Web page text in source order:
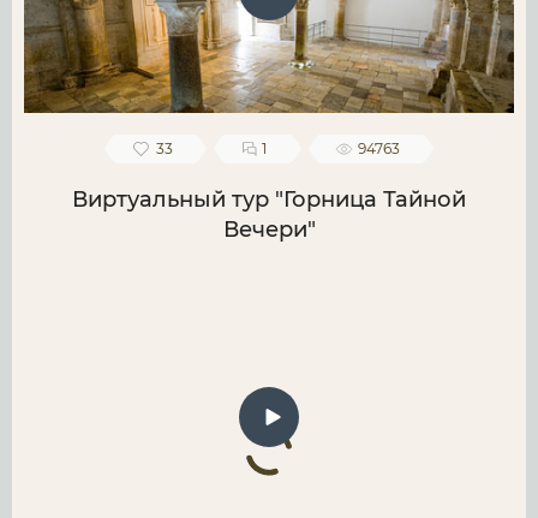
33 1 94763
Виртуальный тур "Горница Тайной
Вечери"